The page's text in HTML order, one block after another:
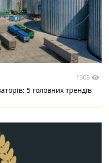
1303
5 головних трендів